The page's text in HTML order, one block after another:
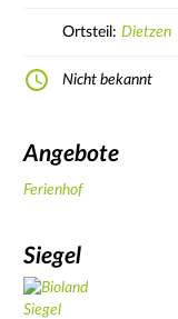
Ortsteil: Dietzen
Nicht bekannt
Angebote
Ferienhof
Siegel